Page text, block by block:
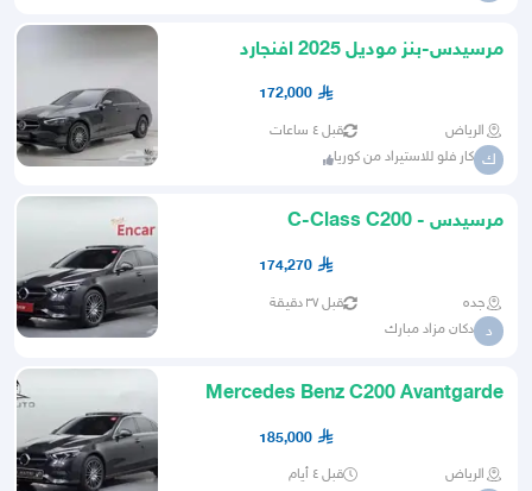
مرسيدس-بنز موديل 2025 افنجارد
172,000
الرياض قبل ٤ ساعات
ك كار فلو للاستيراد من كوريا
مرسيدس - C-Class C200
174,270
جده قبل ٣٧ دقيقة
د دكان مزاد مبارك
Mercedes Benz C200 Avantgarde
185,000
الرياض قبل ٤ أيام